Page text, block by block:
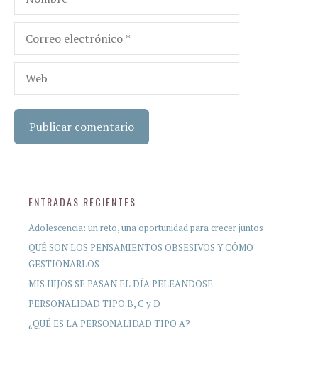
Correo
electrónico
Web
ENTRADAS RECIENTES
Adolescencia: un reto, una oportunidad para crecer juntos
QUÉ SON LOS PENSAMIENTOS OBSESIVOS Y CÓMO
GESTIONARLOS
MIS HIJOS SE PASAN EL DÍA PELEANDOSE
PERSONALIDAD TIPO B, C y D
¿QUÉ ES LA PERSONALIDAD TIPO A?